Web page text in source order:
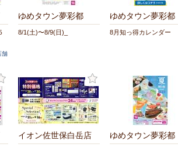
舗
ゆめタウン夢彩都
8/1(土)〜8/9(日)_
ゆめタウン夢彩都
8月知っ得カレンダー
イオン佐世保白岳店 ゆめタウン夢彩都